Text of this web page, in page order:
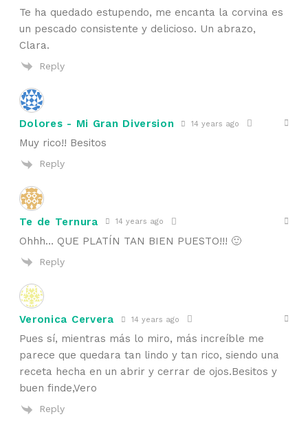
Te ha quedado estupendo, me encanta la corvina es
un pescado consistente y delicioso. Un abrazo,
Clara.
Reply
Dolores - Mi Gran Diversion 14 years ago
Muy rico!! Besitos
Reply
Te de Ternura 14 years ago
Ohhh… QUE PLATÍN TAN BIEN PUESTO!!! 🙂
Reply
Veronica Cervera 14 years ago
Pues sí, mientras más lo miro, más increíble me
parece que quedara tan lindo y tan rico, siendo una
receta hecha en un abrir y cerrar de ojos.Besitos y
buen finde,Vero
Reply